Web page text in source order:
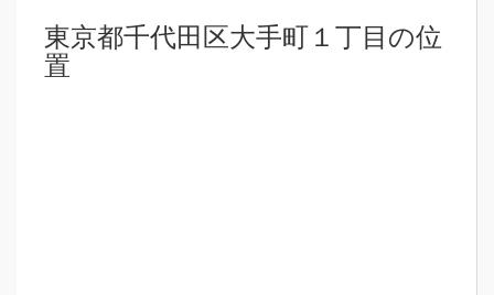
東京都千代田区大手町１丁目の位
置